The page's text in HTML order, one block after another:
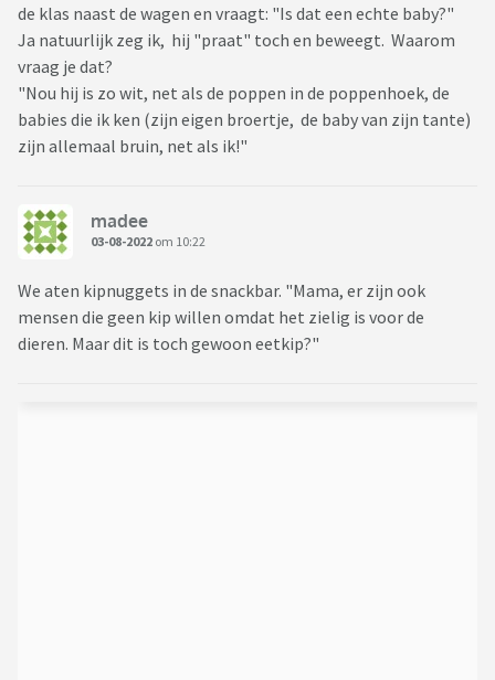
de klas naast de wagen en vraagt: "Is dat een echte baby?"
Ja natuurlijk zeg ik, hij "praat" toch en beweegt. Waarom
vraag je dat?
"Nou hij is zo wit, net als de poppen in de poppenhoek, de
babies die ik ken (zijn eigen broertje, de baby van zijn tante)
zijn allemaal bruin, net als ik!"
madee
03-08-2022 om 10:22
We aten kipnuggets in de snackbar. "Mama, er zijn ook
mensen die geen kip willen omdat het zielig is voor de
dieren. Maar dit is toch gewoon eetkip?"